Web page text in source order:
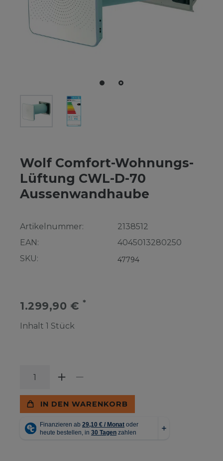
Wolf Comfort-Wohnungs-
Lüftung CWL-D-70
Aussenwandhaube
Artikelnummer:
EAN:
SKU:
2138512
4045013280250
47794
1.299,90 € *
Inhalt 1 Stück
IN DEN WARENKORB